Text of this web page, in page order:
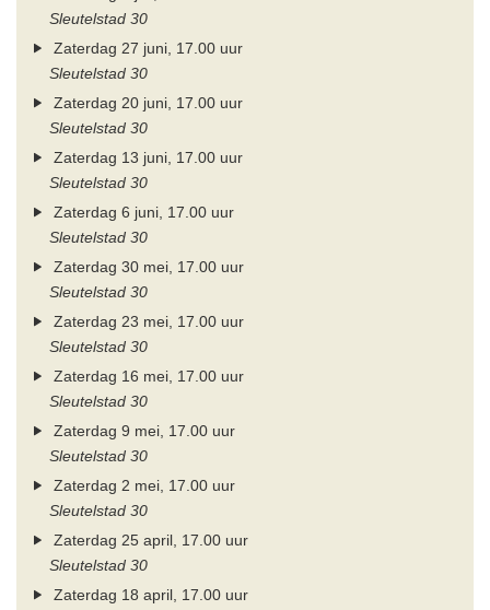
Sleutelstad 30
Zaterdag 27 juni, 17.00 uur
Sleutelstad 30
Zaterdag 20 juni, 17.00 uur
Sleutelstad 30
Zaterdag 13 juni, 17.00 uur
Sleutelstad 30
Zaterdag 6 juni, 17.00 uur
Sleutelstad 30
Zaterdag 30 mei, 17.00 uur
Sleutelstad 30
Zaterdag 23 mei, 17.00 uur
Sleutelstad 30
Zaterdag 16 mei, 17.00 uur
Sleutelstad 30
Zaterdag 9 mei, 17.00 uur
Sleutelstad 30
Zaterdag 2 mei, 17.00 uur
Sleutelstad 30
Zaterdag 25 april, 17.00 uur
Sleutelstad 30
Zaterdag 18 april, 17.00 uur